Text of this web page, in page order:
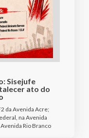
Sisejufe
ato do
da Avenida Acre;
na Avenida
Rio Branco